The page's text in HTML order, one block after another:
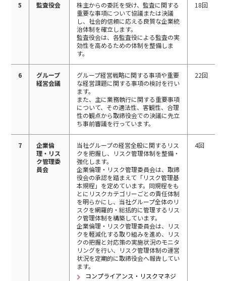
5 監査役会
株主からの委託を受け、監査に関する
重要な事項について協議または決議
し、社会的信頼に応える良質な企業統
治体制を確立します。
監査役会は、各監査役による監査の実
効性を高めるための体制を整備しま
す。
18回
6
グループ
経営会議
グループ経営戦略に関する事項や重要
な経営課題に関する事項の検討を行い
ます。
また、主に業務執行に関する重要事項
について、その適法性、客観性、合理
性の観点から取締役会での決議に先立
ち事前審議を行っています。
22回
7
企業倫
理・リス
ク管理委
員会
当社グループの経営全般に関するリス
クを把握し、リスク管理体制を整備・
強化します。
企業倫理・リスク管理委員会は、取締
役会の承認を踏まえて「リスク管理基
本規程」を定めています。同規程をも
とにリスクカテゴリーごとの責任体制
を明らかにし、当社グループ全体のリ
スクを網羅的・総括的に管理するリス
ク管理体制を構築しています。
企業倫理・リスク管理委員会は、リス
クを軽減化する取り組みを進め、リス
クの把握と対応策の実施状況のモニタ
リングを行い、リスク管理体制の運営
状況を定期的に取締役会へ報告してい
ます。
コンプライアンス・リスクマネジ
4回